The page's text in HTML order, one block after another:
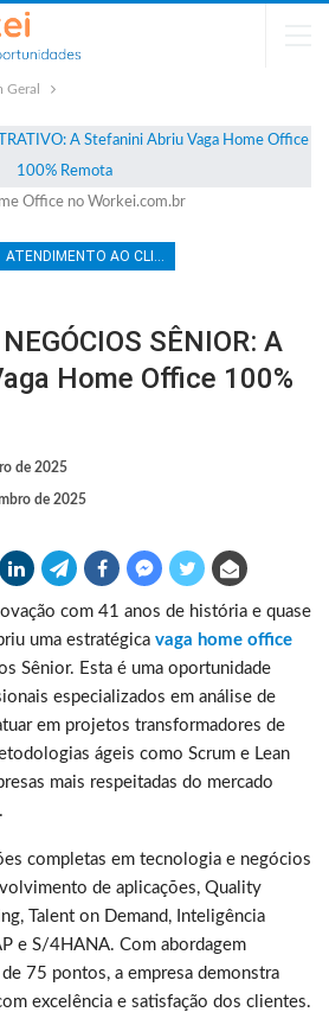
Geral
Office no Workei.com.br
ATENDIMENTO AO CLIENTE
SÊNIOR: A
Home Office 100%
de 2025
de 2025
com 41 anos de história e quase
uma estratégica vaga home office
Sênior. Esta é uma oportunidade
especializados em análise de
em projetos transformadores de
ágeis como Scrum e Lean
mais respeitadas do mercado
completas em tecnologia e negócios
de aplicações, Quality
Talent on Demand, Inteligência
e S/4HANA. Com abordagem
75 pontos, a empresa demonstra
excelência e satisfação dos clientes.